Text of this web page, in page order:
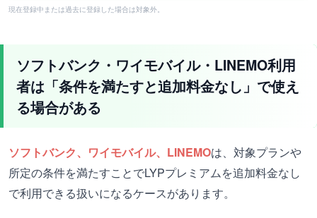
現在登録中または過去に登録した場合は対象外。
ソフトバンク・ワイモバイル・LINEMO利用
者は「条件を満たすと追加料金なし」で使え
る場合がある
ソフトバンク、ワイモバイル、LINEMOは、対象プランや
所定の条件を満たすことでLYPプレミアムを追加料金なし
で利用できる扱いになるケースがあります。